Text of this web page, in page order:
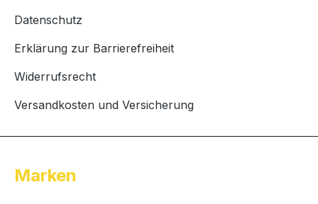
Datenschutz
Erklärung zur Barrierefreiheit
Widerrufsrecht
Versandkosten und Versicherung
Marken